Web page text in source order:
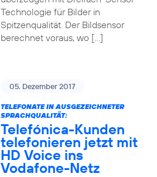
Technologie für Bilder in
Spitzenqualität. Der Bildsensor
berechnet voraus, wo […]
05. Dezember 2017
TELEFONATE IN AUSGEZEICHNETER
SPRACHQUALITÄT:
Telefónica-Kunden
telefonieren jetzt mit
HD Voice ins
Vodafone-Netz